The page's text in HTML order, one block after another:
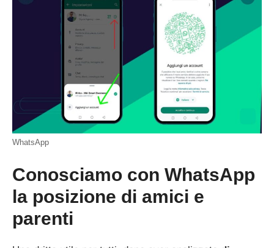
WhatsApp
Conosciamo con WhatsApp
la posizione di amici e
parenti